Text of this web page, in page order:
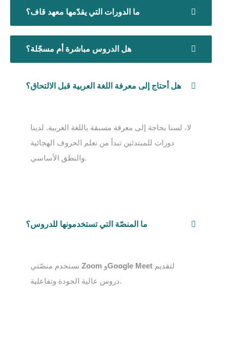
ما الدورات التي يقدّمها معهد قاف؟
هل الدروس مباشرة أم مسجّلة؟
هل أحتاج إلى معرفة اللغة العربية قبل الالتحاق؟
لا، لسنا بحاجة إلى معرفة مسبقة باللغة العربية. لدينا
دورات للمبتدئين تبدأ من تعلم الحروف الهجائية
والنطق الأساسي.
ما المنصّة التي تستخدمونها للدروس؟
Zoom وGoogle Meet
دروس عالية الجودة وتفاعلية.